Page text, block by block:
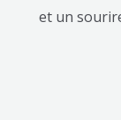
et un